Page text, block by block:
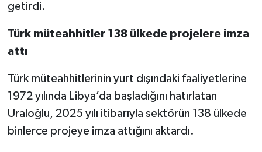
getirdi.
Türk müteahhitler 138 ülkede projelere imza
attı
Türk müteahhitlerinin yurt dışındaki faaliyetlerine
1972 yılında Libya’da başladığını hatırlatan
Uraloğlu, 2025 yılı itibarıyla sektörün 138 ülkede
binlerce projeye imza attığını aktardı.